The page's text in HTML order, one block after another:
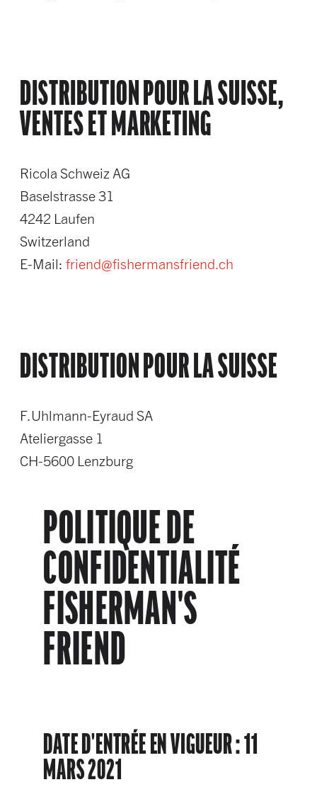
DISTRIBUTION POUR LA SUISSE,
VENTES ET MARKETING
Ricola Schweiz AG
Baselstrasse 31
4242 Laufen
Switzerland
E-Mail: friend@fishermansfriend.ch
DISTRIBUTION POUR LA SUISSE
F.Uhlmann-Eyraud SA
Ateliergasse 1
CH-5600 Lenzburg
POLITIQUE DE
CONFIDENTIALITÉ
FISHERMAN'S
FRIEND
DATE D'ENTRÉE EN VIGUEUR : 11
MARS 2021